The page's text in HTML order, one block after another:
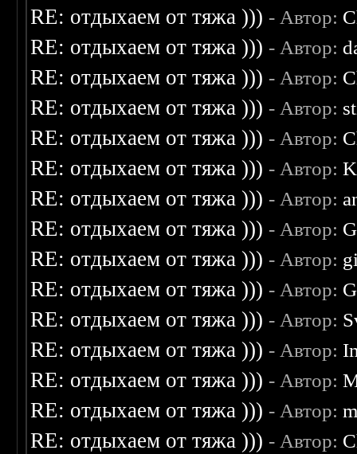
RE: отдыхаем от тяжа ))) - Автор:
RE: отдыхаем от тяжа ))) - Автор:
RE: отдыхаем от тяжа ))) - Автор:
RE: отдыхаем от тяжа ))) - Автор:
RE: отдыхаем от тяжа ))) - Автор:
RE: отдыхаем от тяжа ))) - Автор:
RE: отдыхаем от тяжа ))) - Автор:
RE: отдыхаем от тяжа ))) - Автор:
RE: отдыхаем от тяжа ))) - Автор:
RE: отдыхаем от тяжа ))) - Автор:
RE: отдыхаем от тяжа ))) - Автор:
RE: отдыхаем от тяжа ))) - Автор:
RE: отдыхаем от тяжа ))) - Автор:
RE: отдыхаем от тяжа ))) - Автор:
RE: отдыхаем от тяжа ))) - Автор: